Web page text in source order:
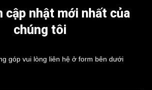
cập nhật mới nhất của
chúng tôi
góp vui lòng liên hệ ở form bên dưới